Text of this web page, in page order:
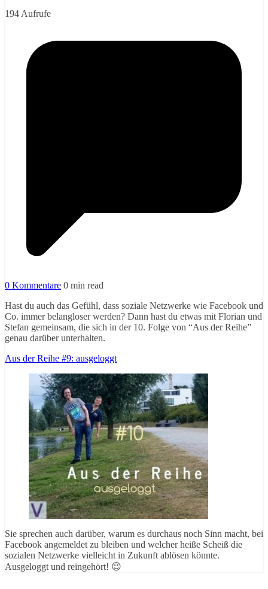
194 Aufrufe
0 Kommentare 0 min read
Hast du auch das Gefühl, dass soziale Netzwerke wie Facebook und
Co. immer belangloser werden? Dann hast du etwas mit Florian und
Stefan gemeinsam, die sich in der 10. Folge von “Aus der Reihe”
genau darüber unterhalten.
Aus der Reihe #9: ausgeloggt
Sie sprechen auch darüber, warum es durchaus noch Sinn macht, bei
Facebook angemeldet zu bleiben und welcher heiße Scheiß die
sozialen Netzwerke vielleicht in Zukunft ablösen könnte.
Ausgeloggt und reingehört! 😉